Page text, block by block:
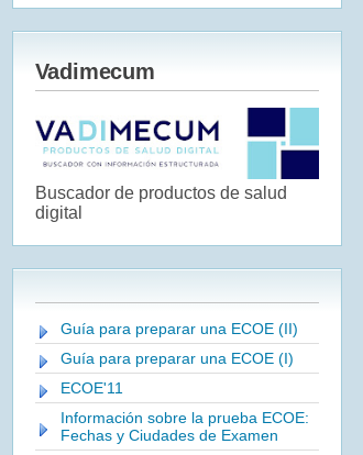
Vadimecum
Buscador de productos de salud
digital
Guía para preparar una ECOE (II)
Guía para preparar una ECOE (I)
ECOE'11
Información sobre la prueba ECOE:
Fechas y Ciudades de Examen